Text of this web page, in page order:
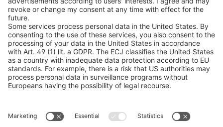
Katalogit
OIKEUDELLISTA TIETOA
Sertifikaatit
Content Bill -sopimus
Ehdot ja edellytykset
Tietosuojaseloste